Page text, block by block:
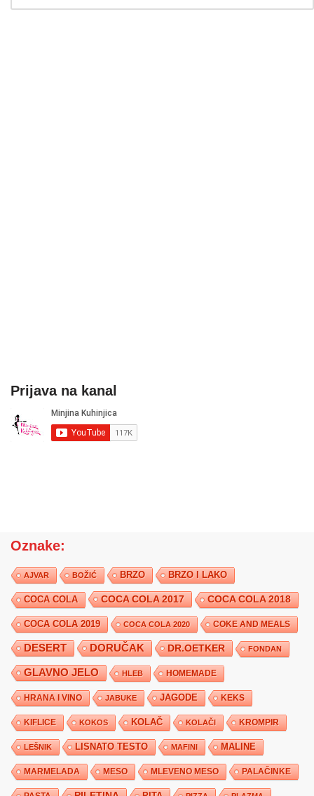
Prijava na kanal
Oznake:
AJVAR BOŽIĆ BRZO BRZO I LAKO
COCA COLA COCA COLA 2017 COCA COLA 2018
COCA COLA 2019 COCA COLA 2020 COKE AND MEALS
DESERT DORUČAK DR.OETKER FONDAN
GLAVNO JELO HLEB HOMEMADE
HRANA I VINO JABUKE JAGODE KEKS
KIFLICE KOKOS KOLAČ KOLAČI KROMPIR
LEŠNIK LISNATO TESTO MAFINI MALINE
MARMELADA MESO MLEVENO MESO PALAČINKE